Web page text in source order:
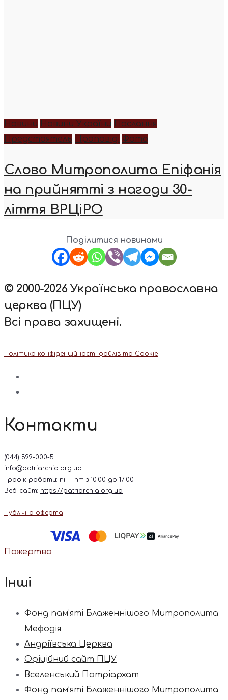
Новини Новини України
Послання
Предстоятель
Проповіді Фото
Слово Митрополита Епіфанія
на прийнятті з нагоди 30-
ліття ВРЦіРО
Поділитися новинами
© 2000-2026 Українська православна
церква (ПЦУ)
Всі права захищені.
Політика конфіденційності файлів та Cookie
Контакти
(044) 599-000-5
info@patriarchia.org.ua
Графік роботи: пн – пт з 10:00 до 17:00
Веб-сайт: https://patriarchia.org.ua
Публічна оферта
Пожертва
Інші
Фонд пам’яті Блаженнішого Митрополита
Мефодія
Андріївська Церква
Офіційний сайт ПЦУ
Вселенський Патріархат
Фонд пам’яті Блаженнішого Митрополита